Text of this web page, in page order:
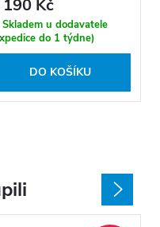
190 Kč
Skladem u dodavatele
do 1 týdne)
DO KOŠÍKU